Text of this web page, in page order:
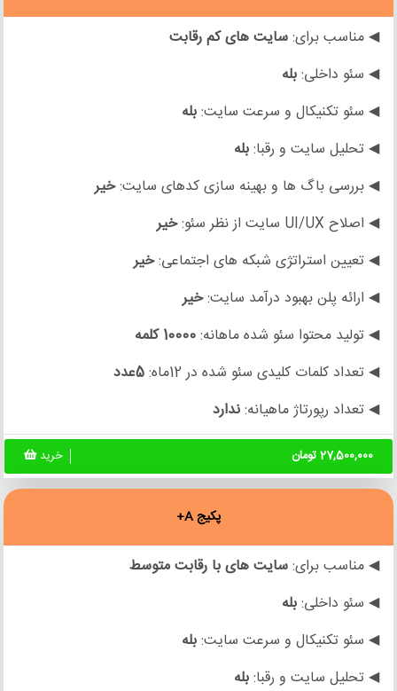
◀ مناسب برای:سایت هایکم رقابت
◀ سئو داخلی:بله
◀ سئو تکنیکال و سرعت سایت:بله
◀ تحلیل سایت و رقبا:بله
◀ بررسی باگ ها و بهینه سازی کدهای سایت:خیر
◀ اصلاح UI/UX سایت از نظر سئو:
خیر
◀ تعیین استراتژی شبکه های اجتماعی:خیر
◀ ارائه پلن بهبود درآمد سایت:خیر
◀ تولید محتوا سئو شده ماهانه:10000 کلمه
◀ تعداد کلمات کلیدی سئو شده در 12ماه:
5عدد
◀ تعداد رپورتاژ ماهیانه:ندارد
27,500,000 تومان خرید
پکیج A+
◀ مناسب برای:سایت هایبا رقابت متوسط
◀ سئو داخلی:بله
◀ سئو تکنیکال و سرعت سایت:بله
◀ تحلیل سایت و رقبا:بله